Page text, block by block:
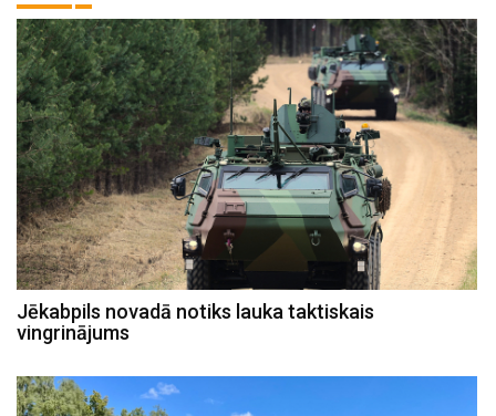
Jēkabpils novadā notiks lauka taktiskais
vingrinājums